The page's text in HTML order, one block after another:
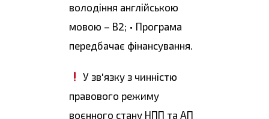
володіння англійською
мовою – В2; • Програма
передбачає фінансування.
У зв'язку з чинністю
правового режиму
воєнного стану НПП та АП